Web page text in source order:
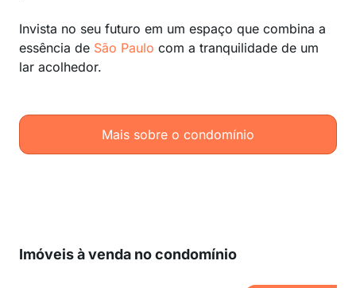
Invista no seu futuro em um espaço que combina a
essência de São Paulo com a tranquilidade de um
lar acolhedor.
Mais sobre o condomínio
Imóveis à venda no condomínio